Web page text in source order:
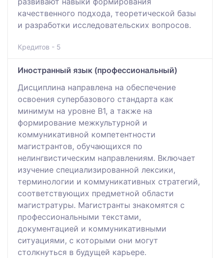
качественного подхода, теоретической базы
и разработки исследовательских вопросов.
Кредитов - 5
Иностранный язык (профессиональный)
Дисциплина направлена на обеспечение
освоения супербазового стандарта как
минимум на уровне B1, а также на
формирование межкультурной и
коммуникативной компетентности
магистрантов, обучающихся по
нелингвистическим направлениям. Включает
изучение специализированной лексики,
терминологии и коммуникативных стратегий,
соответствующих предметной области
магистратуры. Магистранты знакомятся с
профессиональными текстами,
документацией и коммуникативными
ситуациями, с которыми они могут
столкнуться в будущей карьере.